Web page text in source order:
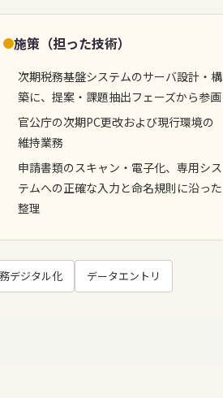
施策（担った技術）
次期税務基盤システムのサーバ設計・構
築に、提案・課題抽出フェーズから参画
官公庁の次期PC更改および現行環境の
維持業務
申請書類のスキャン・電子化、専用シス
テムへの正確な入力と命名規則に沿った
整理
デジタル化 データエントリ